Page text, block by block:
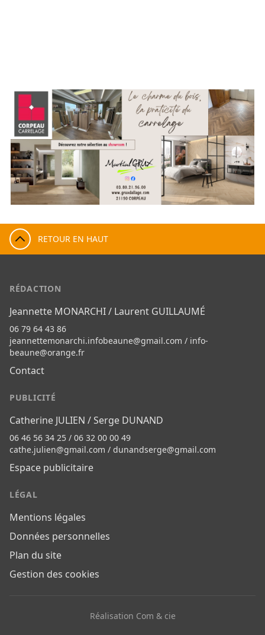
RETOUR EN HAUT
RÉDACTION
Jeannette MONARCHI / Laurent GUILLAUMÉ
06 79 64 43 86
jeannettemonarchi.infobeaune@gmail.com / info-
beaune@orange.fr
Contact
PUBLICITÉ
Catherine JULIEN / Serge DUNAND
06 46 56 34 25 / 06 32 00 00 49
cathe.julien@gmail.com / dunandserge@gmail.com
Espace publicitaire
LÉGAL
Mentions légales
Données personnelles
Plan du site
Gestion des cookies
Réalisation Com & cie